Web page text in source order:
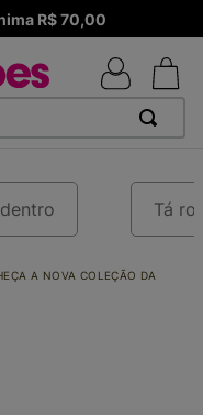
99,90 Brasil
Tá
A NOVA COLEÇÃO DA